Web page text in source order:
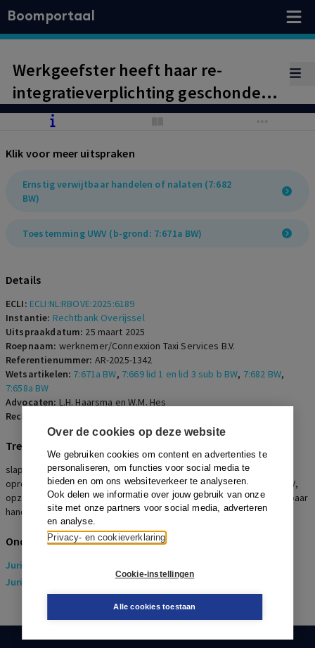
Over de cookies op deze website
We gebruiken cookies om content en advertenties te
personaliseren, om functies voor social media te
bieden en om ons websiteverkeer te analyseren.
Ook delen we informatie over jouw gebruik van onze
site met onze partners voor social media, adverteren
en analyse.
Privacy- en cookieverklaring
Cookie-instellingen
Alle cookies toestaan
Boomportaal
Werkgeefster heeft haar re-
integratieverplichting geschonden
door werknemer met slapend
periode van drie jaar niet op te
roepen bij de bedrijfsarts nadat
werknemer had aangegeven weer
te willen re-integreren.
Klik voor meer uitspraken
Ernstig verwijtbaar handelen of nalaten (7:682
BW)
Toestemming UWV (b-grond: 7:671a BW)
Details
ECLI: ECLI:NL:RBOVE:2025:6189
Instantie: Rechtbank Overijssel
Uitspraakdatum: 25 maart 2025
Roepnaam: werknemer/Connexxion Taxi Services B.V.
Referentienummer: AR-2025-1342
Wetsartikelen: 7:671a BW, 7:669 lid 1 en lid 3 sub b BW, 7:682 BW,
7:658a BW
Advocaten: L.H. Haarsma en W.M. Hes
Rechters:
Trefwoorden
slapend dienstverband, nieuwe belastbaarheid, re-integreren,
oproep bedrijfsarts, langdurige ziekte, b-grond, toestemming UWV,
opzegging, schending re-integratieverplichtingen, ernstig verwijtbaar
handelen en/of nalaten, billijke vergoeding
Onderwerpen
Juridisch
Juridisch
> Sociaal Zekerheidsrecht